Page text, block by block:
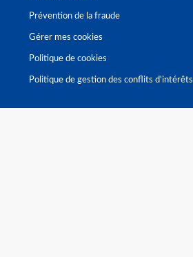
Prévention de la fraude
Gérer mes cookies
Politique de cookies
Politique de gestion des conflits d'intérêts